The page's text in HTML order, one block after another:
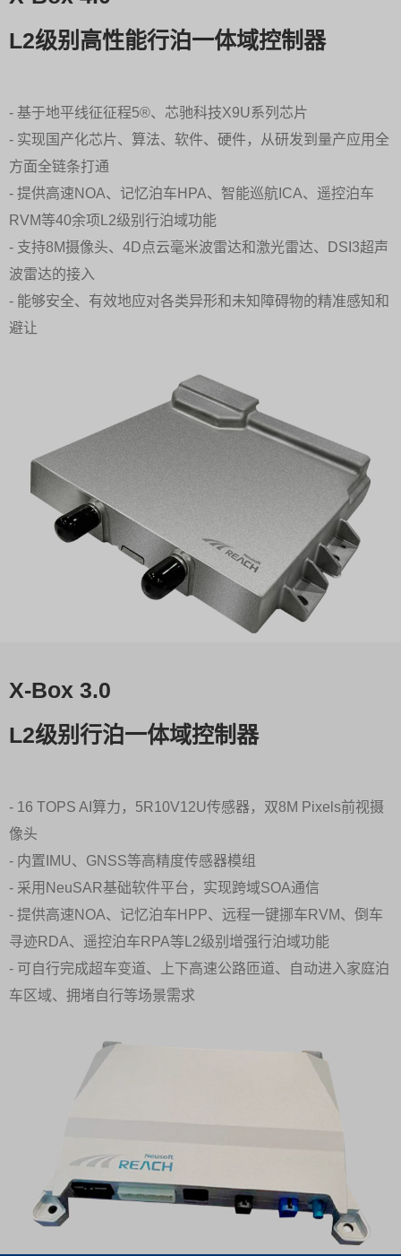
L2级别高性能行泊一体域控制器
- 基于地平线征征程5®、芯驰科技X9U系列芯片
- 实现国产化芯片、算法、软件、硬件，从研发到量产应用全
方面全链条打通
- 提供高速NOA、记忆泊车HPA、智能巡航ICA、遥控泊车
RVM等40余项L2级别行泊域功能
- 支持8M摄像头、4D点云毫米波雷达和激光雷达、DSI3超声
波雷达的接入
- 能够安全、有效地应对各类异形和未知障碍物的精准感知和
避让
X-Box 3.0
L2级别行泊一体域控制器
- 16 TOPS AI算力，5R10V12U传感器，双8M Pixels前视摄
像头
- 内置IMU、GNSS等高精度传感器模组
- 采用NeuSAR基础软件平台，实现跨域SOA通信
- 提供高速NOA、记忆泊车HPP、远程一键挪车RVM、倒车
寻迹RDA、遥控泊车RPA等L2级别增强行泊域功能
- 可自行完成超车变道、上下高速公路匝道、自动进入家庭泊
车区域、拥堵自行等场景需求